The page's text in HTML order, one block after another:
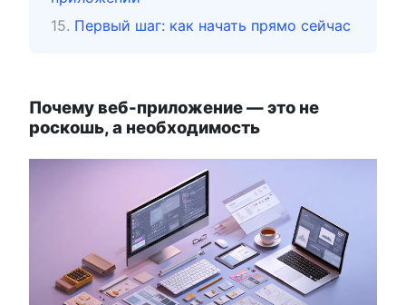
Первый шаг: как начать прямо сейчас
Почему веб-приложение — это не
роскошь, а необходимость